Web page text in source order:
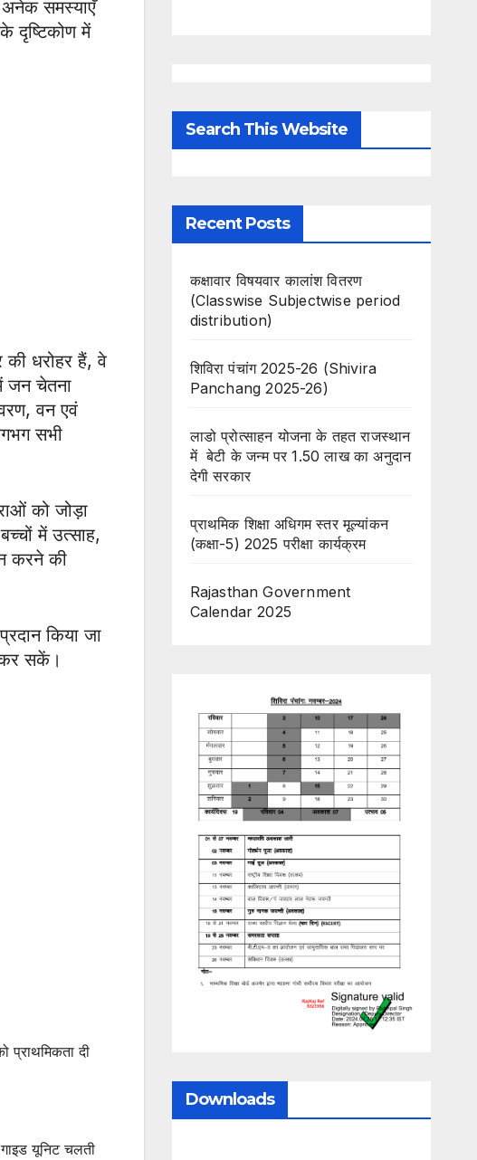
अनेक समस्याएँ
दृष्टिकोण में
की धरोहर हैं, वे
जन चेतना
वन एवं
सभी
को जोड़ा
में उत्साह,
करने की
किया जा
कर सकें।
प्राथमिकता दी
यूनिट चलती
Search This Website
Recent Posts
कक्षावार विषयवार कालांश वितरण
(Classwise Subjectwise period
distribution)
शिविरा पंचांग 2025-26 (Shivira
Panchang 2025-26)
लाडो प्रोत्साहन योजना के तहत राजस्थान
में बेटी के जन्म पर 1.50 लाख का अनुदान
देगी सरकार
प्राथमिक शिक्षा अधिगम स्तर मूल्यांकन
(कक्षा-5) 2025 परीक्षा कार्यक्रम
Rajasthan Government
Calendar 2025
Downloads